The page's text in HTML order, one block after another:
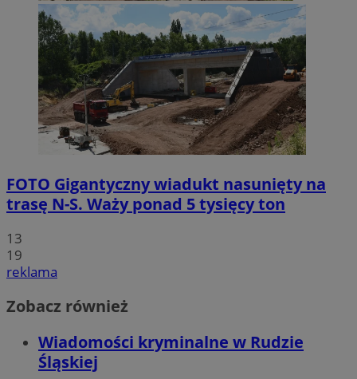
FOTO Gigantyczny wiadukt nasunięty na
trasę N-S. Waży ponad 5 tysięcy ton
13
19
reklama
Zobacz również
Wiadomości kryminalne w Rudzie
Śląskiej